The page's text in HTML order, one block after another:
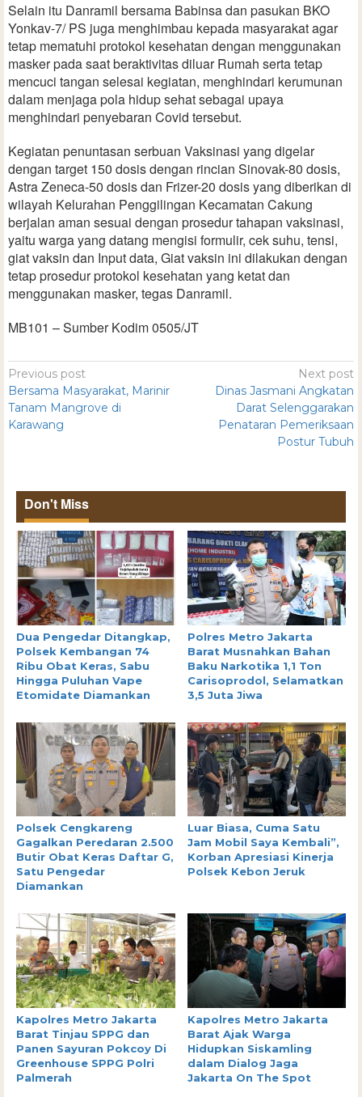
Selain itu Danramil bersama Babinsa dan pasukan BKO
Yonkav-7/ PS juga menghimbau kepada masyarakat agar
tetap mematuhi protokol kesehatan dengan menggunakan
masker pada saat beraktivitas diluar Rumah serta tetap
mencuci tangan selesai kegiatan, menghindari kerumunan
dalam menjaga pola hidup sehat sebagai upaya
menghindari penyebaran Covid tersebut.
Kegiatan penuntasan serbuan Vaksinasi yang digelar
dengan target 150 dosis dengan rincian Sinovak-80 dosis,
Astra Zeneca-50 dosis dan Frizer-20 dosis yang diberikan di
wilayah Kelurahan Penggilingan Kecamatan Cakung
berjalan aman sesuai dengan prosedur tahapan vaksinasi,
yaitu warga yang datang mengisi formulir, cek suhu, tensi,
giat vaksin dan Input data, Giat vaksin ini dilakukan dengan
tetap prosedur protokol kesehatan yang ketat dan
menggunakan masker, tegas Danramil.
MB101 – Sumber Kodim 0505/JT
Previous post
Bersama Masyarakat, Marinir
Tanam Mangrove di
Karawang
Next post
Dinas Jasmani Angkatan
Darat Selenggarakan
Penataran Pemeriksaan
Postur Tubuh
Don't Miss
Dua Pengedar Ditangkap,
Polsek Kembangan 74
Ribu Obat Keras, Sabu
Hingga Puluhan Vape
Etomidate Diamankan
Polres Metro Jakarta
Barat Musnahkan Bahan
Baku Narkotika 1,1 Ton
Carisoprodol, Selamatkan
3,5 Juta Jiwa
Polsek Cengkareng
Gagalkan Peredaran 2.500
Butir Obat Keras Daftar G,
Satu Pengedar
Diamankan
Luar Biasa, Cuma Satu
Jam Mobil Saya Kembali”,
Korban Apresiasi Kinerja
Polsek Kebon Jeruk
Kapolres Metro Jakarta
Barat Tinjau SPPG dan
Panen Sayuran Pokcoy Di
Greenhouse SPPG Polri
Palmerah
Kapolres Metro Jakarta
Barat Ajak Warga
Hidupkan Siskamling
dalam Dialog Jaga
Jakarta On The Spot